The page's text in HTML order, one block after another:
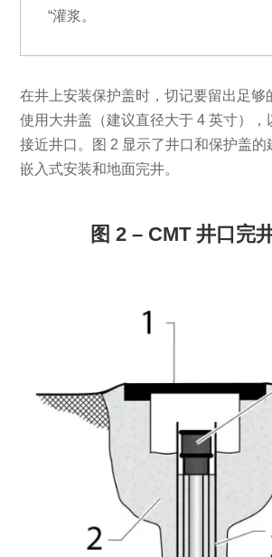
“灌浆。
在井上安装保护盖时，切记要留出足够
使用大井盖（建议直径大于 4 英寸），
接近井口。图 2 显示了井口和保护盖的
嵌入式安装和地面完井。
图 2 – CMT 井口完